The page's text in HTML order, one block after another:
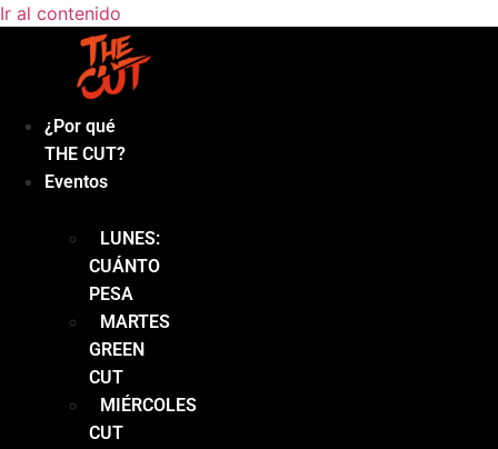
Ir al contenido
¿Por qué
THE CUT?
Eventos
LUNES:
CUÁNTO
PESA
MARTES
GREEN
CUT
MIÉRCOLES
CUT